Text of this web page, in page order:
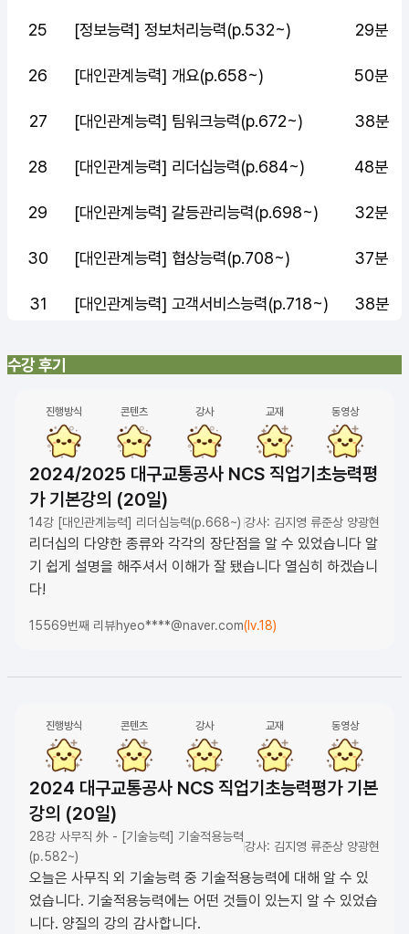
25 [정보능력] 정보처리능력(p.532~) 29분
26 [대인관계능력] 개요(p.658~) 50분
27 [대인관계능력] 팀워크능력(p.672~) 38분
28 [대인관계능력] 리더십능력(p.684~) 48분
29 [대인관계능력] 갈등관리능력(p.698~) 32분
30 [대인관계능력] 협상능력(p.708~) 37분
31 [대인관계능력] 고객서비스능력(p.718~) 38분
수강 후기
진행방식 콘텐츠 강사 교재 동영상
2024/2025 대구교통공사 NCS 직업기초능력평
가 기본강의 (20일)
14강 [대인관계능력] 리더십능력(p.668~) 강사: 김지영 류준상 양광현
리더십의 다양한 종류와 각각의 장단점을 알 수 있었습니다 알
기 쉽게 설명을 해주셔서 이해가 잘 됐습니다 열심히 하겠습니
다!
15569번째 리뷰hyeo****@naver.com(lv.18)
진행방식 콘텐츠 강사 교재 동영상
2024 대구교통공사 NCS 직업기초능력평가 기본
강의 (20일)
28강 사무직 外 - [기술능력] 기술적용능력
(p.582~)
강사: 김지영 류준상 양광현
오늘은 사무직 외 기술능력 중 기술적용능력에 대해 알 수 있
었습니다. 기술적용능력에는 어떤 것들이 있는지 알 수 있었습
니다. 양질의 강의 감사합니다.